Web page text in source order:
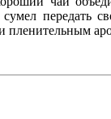
сумел